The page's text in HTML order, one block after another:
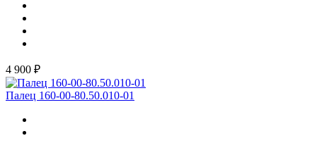
4 900 ₽
Палец 160-00-80.50.010-01